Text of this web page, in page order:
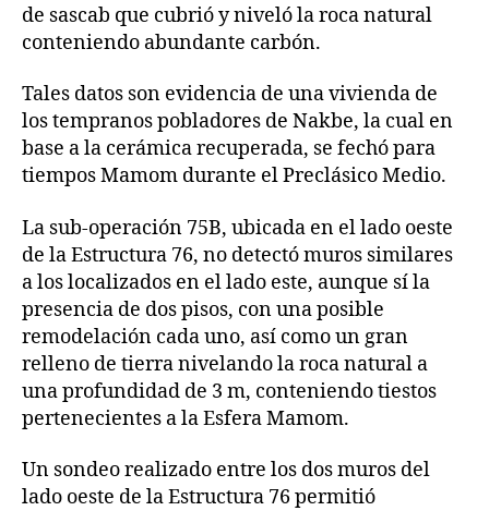
de sascab que cubrió y niveló la roca natural
conteniendo abundante carbón.
Tales datos son evidencia de una vivienda de
los tempranos pobladores de Nakbe, la cual en
base a la cerámica recuperada, se fechó para
tiempos Mamom durante el Preclásico Medio.
La sub-operación 75B, ubicada en el lado oeste
de la Estructura 76, no detectó muros similares
a los localizados en el lado este, aunque sí la
presencia de dos pisos, con una posible
remodelación cada uno, así como un gran
relleno de tierra nivelando la roca natural a
una profundidad de 3 m, conteniendo tiestos
pertenecientes a la Esfera Mamom.
Un sondeo realizado entre los dos muros del
lado oeste de la Estructura 76 permitió